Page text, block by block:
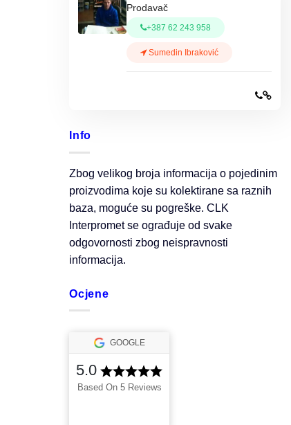
Prodavač
+387 62 243 958
Sumedin Ibraković
Info
Zbog velikog broja informacija o pojedinim
proizvodima koje su kolektirane sa raznih
baza, moguće su pogreške. CLK
Interpromet se ograđuje od svake
odgovornosti zbog neispravnosti
informacija.
Ocjene
GOOGLE
5.0
Based On 5 Reviews